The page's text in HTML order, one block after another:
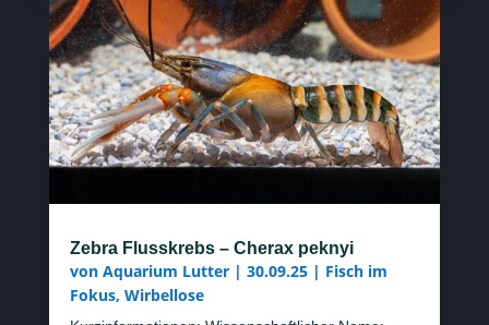
Zebra Flusskrebs – Cherax peknyi
von Aquarium Lutter| 30.09.25| Fisch im
Fokus, Wirbellose